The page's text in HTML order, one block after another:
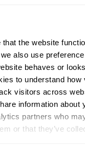
the website
also use
behaves or
to understand
visitors across
information about
partners who
or that they’ve